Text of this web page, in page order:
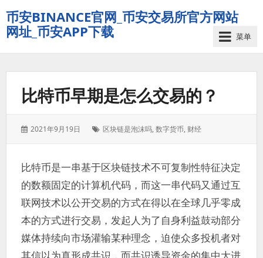
币安BINANCE官网_币安交易所官方网站
网址_币安APP下载
菜单
比特币早期是怎么交易的？
发
2021年9月19日
标
区块链是泡沫吗,数字货币, 财经
比特币是一串基于区块链技术不可复制性特征决定
的数额固定的计算机代码，而这一串代码又通过互
联网技术以公开交易的方式在得以在全球几乎零成
本的方式进行交易，发起人为了自身利益鼓动部分
媒体持续向市场灌输某种理念，迫使众多投机者对